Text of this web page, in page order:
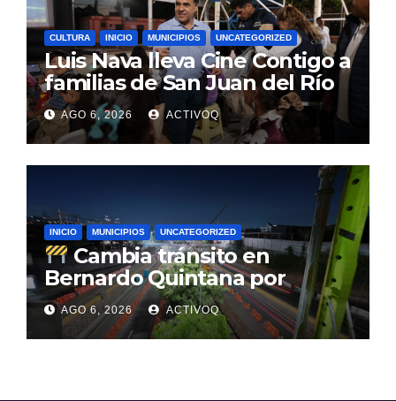
CULTURA INICIO MUNICIPIOS UNCATEGORIZED
Luis Nava lleva Cine Contigo a
familias de San Juan del Río
AGO 6, 2026 ACTIVOQ
INICIO MUNICIPIOS UNCATEGORIZED
Cambia tránsito en
Bernardo Quintana por
avance de tren
AGO 6, 2026 ACTIVOQ